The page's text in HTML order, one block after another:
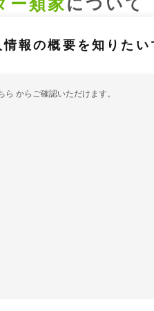
ー類家について
報の概要を知りたい
ら からご確認いただけます。